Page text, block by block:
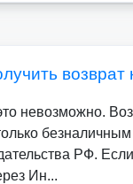
невозможно.
РФ.
Ин...